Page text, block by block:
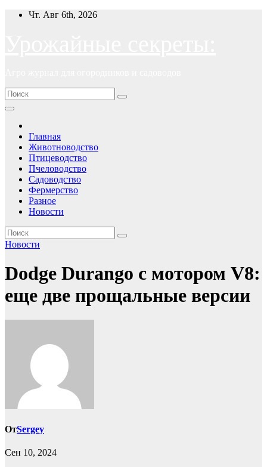
ПерейтиЧт. Авг 6th, 2026
Главная
Животноводство
Птицеводство
Пчеловодство
Садоводство
Фермерство
Разное
Новости
Новости
Dodge Durango с мотором V8:
еще две прощальные версии
ОтSergey
Сен 10, 2024